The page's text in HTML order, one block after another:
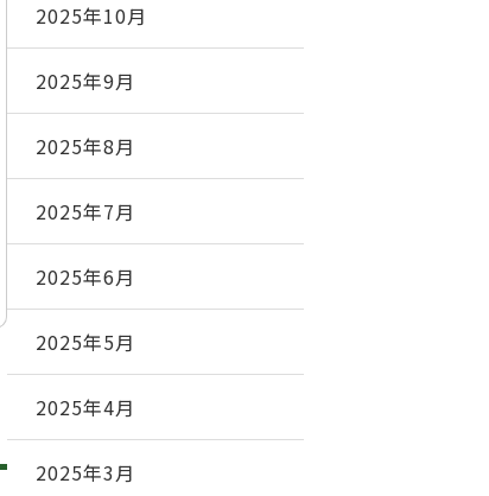
2025年10月
2025年9月
2025年8月
2025年7月
2025年6月
2025年5月
2025年4月
2025年3月